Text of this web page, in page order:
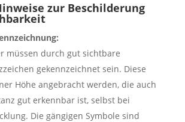
zur Beschilderung
müssen durch gut sichtbare
gekennzeichnet sein. Diese
Höhe angebracht werden, die auch
gut erkennbar ist, selbst bei
Die gängigen Symbole sind